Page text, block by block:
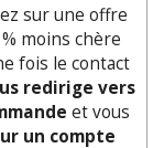
sur une offre
moins chère
fois le contact
redirige vers
et vous
un compte